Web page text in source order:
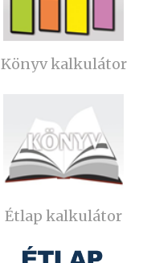
Könyv kalkulátor
Étlap kalkulátor